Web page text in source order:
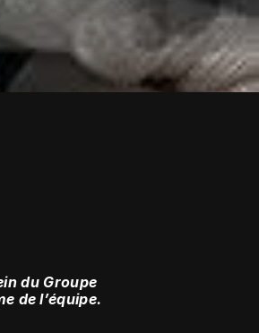
du Groupe
de l’équipe.